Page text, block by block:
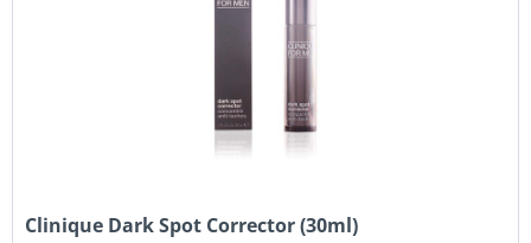
Clinique Dark Spot Corrector (30ml)